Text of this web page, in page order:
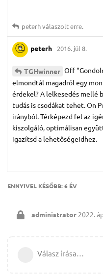
peterhválaszolt erre.
peterh 2016. júl 8.
TGHwinner Off
elmondtál magadról egy
érdekel? A lelkesedés mellé
tudás is csodákat tehet. On
irányból. Térképezd fel az
kiszolgáló, optimálisan
igazítsd a lehetőségeidhez.
ENNYIVEL KÉSŐBB:6 ÉV
administrator 2022.
Válasz írása…